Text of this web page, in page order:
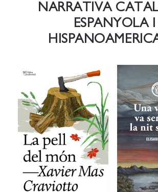
NARRATIVA
ESPANYOLA I